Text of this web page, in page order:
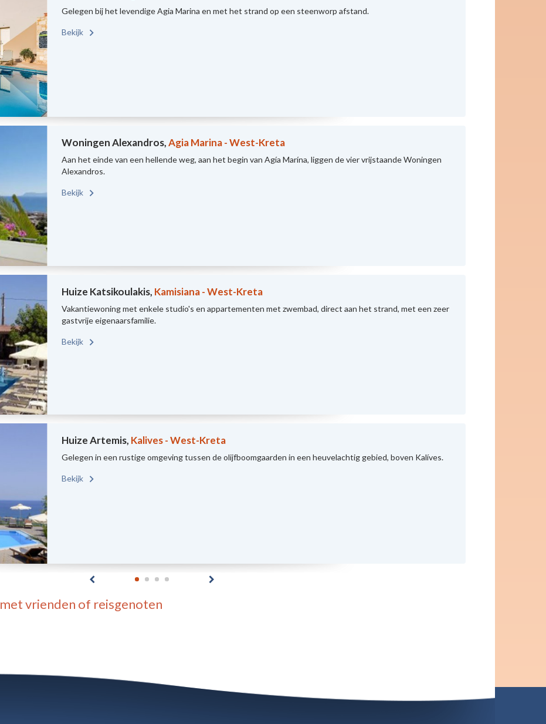
Gelegen bij het levendige Agia Marina en met het strand op een steenworp afstand.
Bekijk
Woningen Alexandros,Agia Marina - West-Kreta
Aan het einde van een hellende weg, aan het begin van Agía Marína, liggen de vier vrijstaande Woningen
Alexandros.
Bekijk
Huize Katsikoulakis, Kamisiana - West-Kreta
Vakantiewoning met enkele studio's en appartementen met zwembad, direct aan het strand, met een zeer
gastvrije eigenaarsfamilie.
Bekijk
Huize Artemis, Kalives - West-Kreta
Gelegen in een rustige omgeving tussen de olijfboomgaarden in een heuvelachtig gebied, boven Kalíves.
Bekijk
met vrienden of reisgenoten